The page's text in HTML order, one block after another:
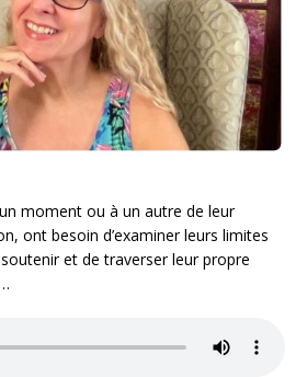
moment ou à un autre de leur
ont besoin d’examiner leurs limites
et de traverser leur propre